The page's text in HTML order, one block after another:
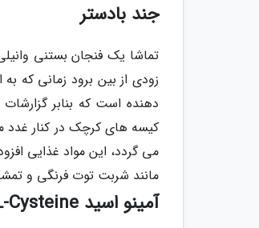
جند بادستر
تماشا یک فنجان بستنی
زودی از بین برود زمانی
دهنده است که بنابر
کیسه های کرچک در کنار
می گردد، این مواد غذایی
مانند شربت توت فرنگی و
آمینو اسید L-Cysteine